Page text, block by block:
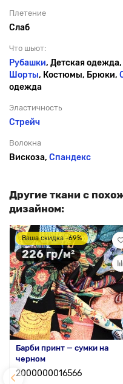
Плетение
Слаб
Что шьют:
Рубашки, Детская одежда,
Шорты, Костюмы, Брюки,
одежда
Эластичность
Стрейч
Волокна
Вискоза, Спандекс
Другие ткани с
дизайном:
Ваша скидка -69%
226 гр/м²
Барби принт — сумки на
черном
2000000016566